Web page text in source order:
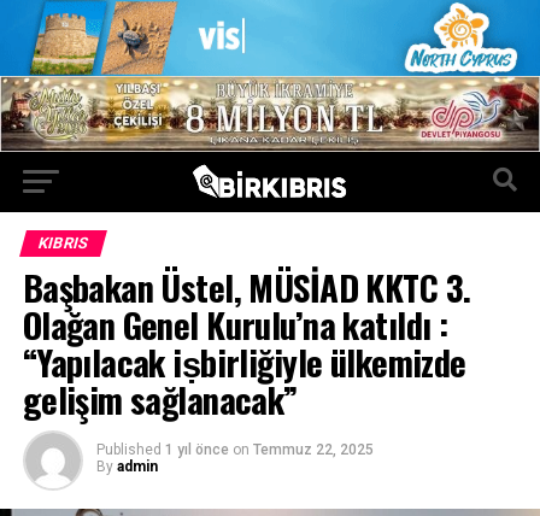
KIBRIS
Başbakan Üstel, MÜSİAD KKTC 3.
Olağan Genel Kurulu’na katıldı :
“Yapılacak iṣbirliğiyle ülkemizde
gelişim sağlanacak”
Published 1 yıl önce on Temmuz 22, 2025
By admin